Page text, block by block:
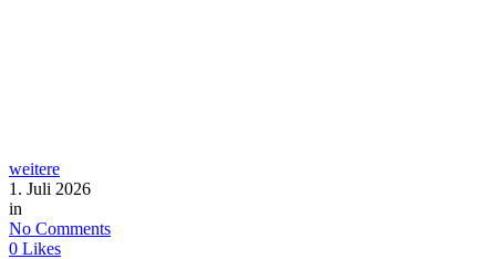
weitere
1. Juli 2026
in
No Comments
0 Likes